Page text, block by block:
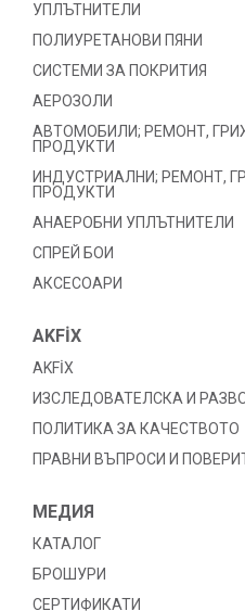
УПЛЪТНИТЕЛИ
ПОЛИУРЕТАНОВИ ПЯНИ
СИСТЕМИ ЗА ПОКРИТИЯ
АЕРОЗОЛИ
АВТОМОБИЛИ; РЕМОНТ,
ПРОДУКТИ
ИНДУСТРИАЛНИ; РЕМОНТ,
ПРОДУКТИ
АНАЕРОБНИ УПЛЪТНИТЕЛИ
СПРЕЙ БОИ
АКСЕСОАРИ
AKFİX
AKFİX
ИЗСЛЕДОВАТЕЛСКА И
ПОЛИТИКА ЗА КАЧЕСТВОТО
ПРАВНИ ВЪПРОСИ И
МЕДИЯ
КАТАЛОГ
БРОШУРИ
СЕРТИФИКАТИ